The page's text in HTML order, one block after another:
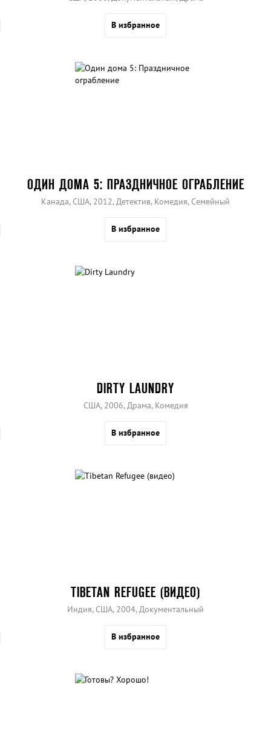
В избранное
ОДИН ДОМА 5: ПРАЗДНИЧНОЕ ОГРАБЛЕНИЕ
Канада, США, 2012, Детектив, Комедия, Семейный
В избранное
DIRTY LAUNDRY
США, 2006, Драма, Комедия
В избранное
TIBETAN REFUGEE (ВИДЕО)
Индия, США, 2004, Документальный
В избранное